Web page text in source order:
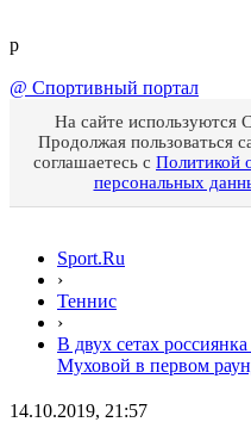
p
@ Спортивный портал
На сайте используются
Продолжая пользоваться
соглашаетесь с Политикой
персональных
Sport.Ru
›
Теннис
›
В двух сетах
Муховой в первом
14.10.2019, 21:57